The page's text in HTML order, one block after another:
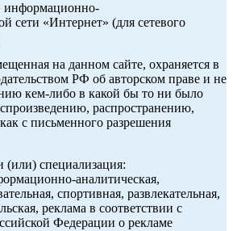
информационно-
сети «Интернет» (для сетевого
на данном сайте, охраняется в
РФ об авторском праве и не
кем-либо в какой бы то ни было
распространению,
с письменного разрешения
(или) специализация:
аналитическая,
спортивная, развлекательная,
реклама в соответствии с
Федерации о рекламе